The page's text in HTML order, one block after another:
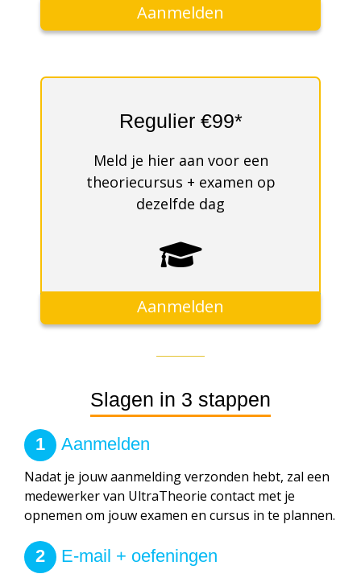
Aanmelden
Regulier €99*
Meld je hier aan voor een
theoriecursus + examen op
dezelfde dag
Aanmelden
Slagen in 3 stappen
1 Aanmelden
Nadat je jouw aanmelding verzonden hebt, zal een
medewerker van UltraTheorie contact met je
opnemen om jouw examen en cursus in te plannen.
2 E-mail + oefeningen